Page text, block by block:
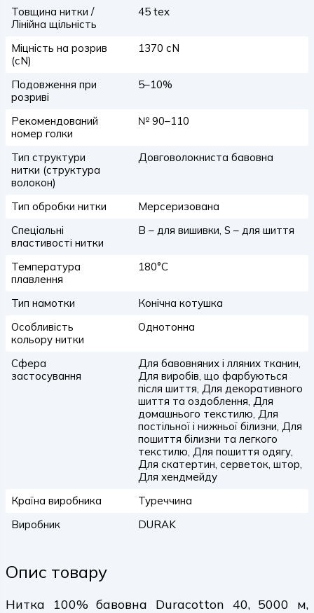
Товщина нитки /
Лінійна щільність
45 tex
Міцність на розрив
(сN)
1370 сN
Подовження при
розриві
5–10%
Рекомендований
номер голки
№ 90–110
Тип структури
нитки (структура
волокон)
Довговолокниста бавовна
Тип обробки нитки
Мерсеризована
Спеціальні
властивості нитки
B – для вишивки, S – для шиття
Температура
плавлення
180°C
Тип намотки
Конічна котушка
Особливість
кольору нитки
Однотонна
Сфера
застосування
Для бавовняних і лляних тканин,
Для виробів, що фарбуються
після шиття, Для декоративного
шиття та оздоблення, Для
домашнього текстилю, Для
постільної і нижньої білизни, Для
пошиття білизни та легкого
текстилю, Для пошиття одягу,
Для скатертин, серветок, штор,
Для хендмейду
Країна виробника
Туреччина
Виробник
DURAK
Опис товару
Нитка 100% бавовна Duracotton 40, 5000 м,